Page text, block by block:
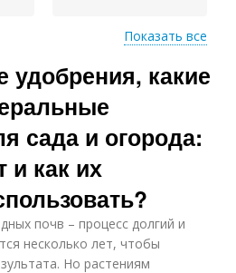
Удобрения в саду
Показать все
какие
сада и огорода:
и как их
почв – процесс долгий и
несколько лет, чтобы
Но растениям